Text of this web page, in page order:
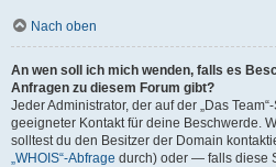
Nach oben
An wen soll ich mich wenden, falls es
Anfragen zu diesem Forum gibt?
Jeder Administrator, der auf der „Das
geeigneter Kontakt für deine Beschwerde.
solltest du den Besitzer der Domain
„WHOIS“-Abfrage durch) oder — falls diese